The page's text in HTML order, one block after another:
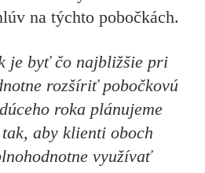
na týchto pobočkách.
je byť čo najbližšie pri
rozšíriť pobočkovú
roka plánujeme
aby klienti oboch
využívať